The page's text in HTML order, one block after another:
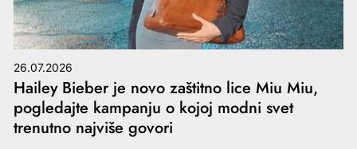
26.07.2026
Hailey Bieber je novo zaštitno lice Miu Miu,
pogledajte kampanju o kojoj modni svet
trenutno najviše govori